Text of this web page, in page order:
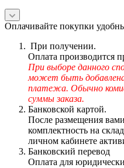
Оплачивайте покупки
При получении.
Оплата производится
При выборе данного
может быть добавлена
платежа. Обычно
суммы заказа.
Банковской картой.
После размещения
комплектность на
личном кабинете
Банковский перевод
Оплата для